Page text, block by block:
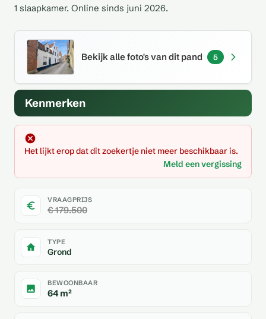
1 slaapkamer. Online sinds juni 2026.
Bekijk alle foto's van dit pand 5
Kenmerken
Het lijkt erop dat dit zoekertje niet meer beschikbaar is.
Meld een vergissing
VRAAGPRIJS
€ 179.500
TYPE
Grond
BEWOONBAAR
64 m²